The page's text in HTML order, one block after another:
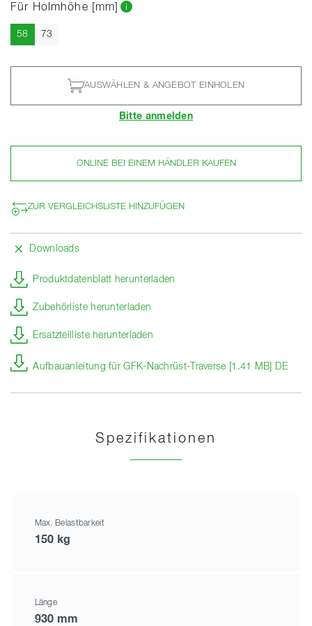
Für Holmhöhe [mm]
58Aktuell
73
AUSWÄHLEN & ANGEBOT EINHOLEN
Bitte anmelden
ONLINE BEI EINEM HÄNDLER KAUFEN
ZUR VERGLEICHSLISTE HINZUFÜGEN
Downloads
Produktdatenblatt herunterladen
Zubehörliste herunterladen
Ersatzteilliste herunterladen
Aufbauanleitung für GFK-Nachrüst-Traverse [1.41 MB] DE
Spezifikationen
Max. Belastbarkeit
150 kg
Länge
930 mm